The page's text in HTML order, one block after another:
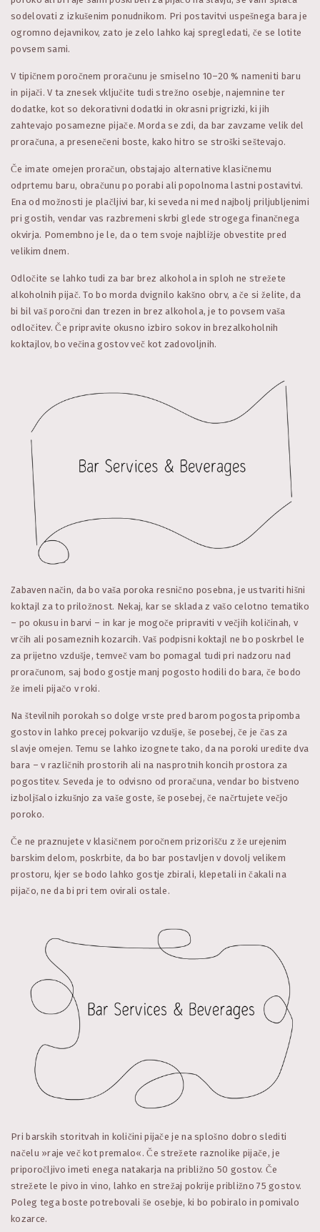
sodelovati z izkušenim ponudnikom. Pri postavitvi uspešnega bara je
ogromno dejavnikov, zato je zelo lahko kaj spregledati, če se lotite
povsem sami.
V tipičnem poročnem proračunu je smiselno 10–20 % nameniti baru
in pijači. V ta znesek vključite tudi strežno osebje, najemnine ter
dodatke, kot so dekorativni dodatki in okrasni prigrizki, ki jih
zahtevajo posamezne pijače. Morda se zdi, da bar zavzame velik del
proračuna, a presenečeni boste, kako hitro se stroški seštevajo.
Če imate omejen proračun, obstajajo alternative klasičnemu
odprtemu baru, obračunu po porabi ali popolnoma lastni postavitvi.
Ena od možnosti je plačljivi bar, ki seveda ni med najbolj priljubljenimi
pri gostih, vendar vas razbremeni skrbi glede strogega finančnega
okvirja. Pomembno je le, da o tem svoje najbližje obvestite pred
velikim dnem.
Odločite se lahko tudi za bar brez alkohola in sploh ne strežete
alkoholnih pijač. To bo morda dvignilo kakšno obrv, a če si želite, da
bi bil vaš poročni dan trezen in brez alkohola, je to povsem vaša
odločitev. Če pripravite okusno izbiro sokov in brezalkoholnih
koktajlov, bo večina gostov več kot zadovoljnih.
Zabaven način, da bo vaša poroka resnično posebna, je ustvariti hišni
koktajl za to priložnost. Nekaj, kar se sklada z vašo celotno tematiko
– po okusu in barvi – in kar je mogoče pripraviti v večjih količinah, v
vrčih ali posameznih kozarcih. Vaš podpisni koktajl ne bo poskrbel le
za prijetno vzdušje, temveč vam bo pomagal tudi pri nadzoru nad
proračunom, saj bodo gostje manj pogosto hodili do bara, če bodo
že imeli pijačo v roki.
Na številnih porokah so dolge vrste pred barom pogosta pripomba
gostov in lahko precej pokvarijo vzdušje, še posebej, če je čas za
slavje omejen. Temu se lahko izognete tako, da na poroki uredite dva
bara – v različnih prostorih ali na nasprotnih koncih prostora za
pogostitev. Seveda je to odvisno od proračuna, vendar bo bistveno
izboljšalo izkušnjo za vaše goste, še posebej, če načrtujete večjo
poroko.
Če ne praznujete v klasičnem poročnem prizorišču z že urejenim
barskim delom, poskrbite, da bo bar postavljen v dovolj velikem
prostoru, kjer se bodo lahko gostje zbirali, klepetali in čakali na
pijačo, ne da bi pri tem ovirali ostale.
Pri barskih storitvah in količini pijače je na splošno dobro slediti
načelu »raje več kot premalo«. Če strežete raznolike pijače, je
priporočljivo imeti enega natakarja na približno 50 gostov. Če
strežete le pivo in vino, lahko en strežaj pokrije približno 75 gostov.
Poleg tega boste potrebovali še osebje, ki bo pobiralo in pomivalo
kozarce.